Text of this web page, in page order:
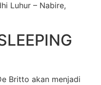
Luhur – Nabire,
Britto akan menjadi